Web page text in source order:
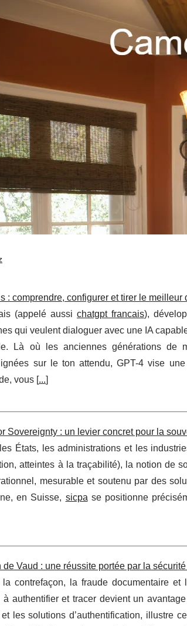
: comprendre, configurer et tirer le meilleur
(appelé aussi chatgpt francais),
qui veulent dialoguer avec une IA
Là où les anciennes générations de
sur le ton attendu, GPT-4 vise
vous [...]
Sovereignty : un levier concret pour la
États, les administrations et les
atteintes à la traçabilité), la notion de
mesurable et soutenu par des
en Suisse, sicpa se positionne
Vaud : une réussite portée par la
contrefaçon, la fraude documentaire et
à authentifier et tracer devient un
les solutions d’authentification, illustre